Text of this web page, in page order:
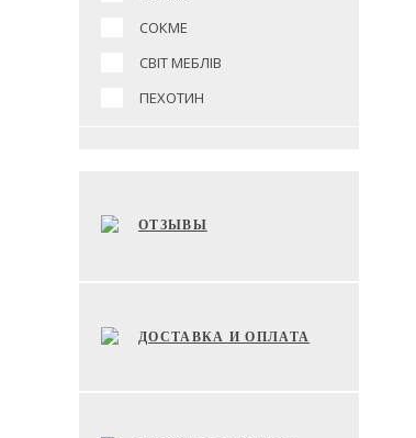
СОКМЕ
СВІТ МЕБЛІВ
ПЕХОТИН
ОТЗЫВЫ
ДОСТАВКА И ОПЛАТА